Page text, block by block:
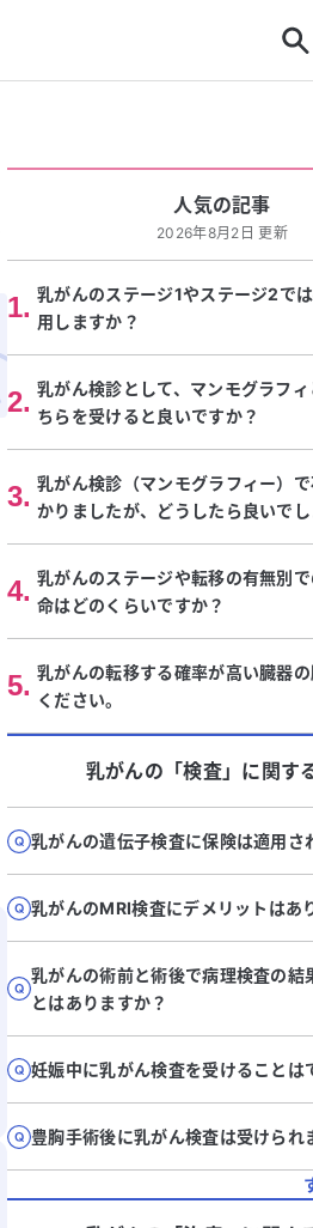
人気の記事
2026年8月2日 更新
1. 乳がんのステージ1やステージ2で
用しますか？
2. 乳がん検診として、マンモグラフ
ちらを受けると良いですか？
3. 乳がん検診（マンモグラフィー）
かりましたが、どうしたら良いでし
4. 乳がんのステージや転移の有無別
命はどのくらいですか？
5. 乳がんの転移する確率が高い臓器
ください。
乳がんの「検査」に関す
乳がんの遺伝子検査に保険は適用さ
乳がんのMRI検査にデメリットはあ
乳がんの術前と術後で病理検査の結
とはありますか？
妊娠中に乳がん検査を受けることは
豊胸手術後に乳がん検査は受けられ